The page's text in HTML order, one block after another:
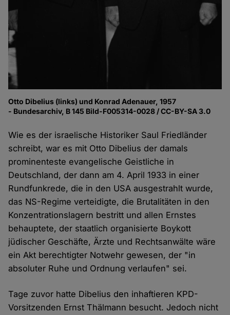
Otto Dibelius (links) und Konrad Adenauer, 1957
- Bundesarchiv, B 145 Bild-F005314-0028 / CC-BY-SA 3.0
Wie es der israelische Historiker Saul Friedländer
schreibt, war es mit Otto Dibelius der damals
prominenteste evangelische Geistliche in
Deutschland, der dann am 4. April 1933 in einer
Rundfunkrede, die in den USA ausgestrahlt wurde,
das NS-Regime verteidigte, die Brutalitäten in den
Konzentrationslagern bestritt und allen Ernstes
behauptete, der staatlich organisierte Boykott
jüdischer Geschäfte, Ärzte und Rechtsanwälte wäre
ein Akt berechtigter Notwehr gewesen, der "in
absoluter Ruhe und Ordnung verlaufen" sei.
Tage zuvor hatte Dibelius den inhaftieren KPD-
Vorsitzenden Ernst Thälmann besucht. Jedoch nicht